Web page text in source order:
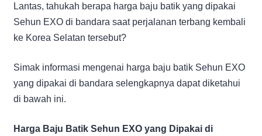
Lantas, tahukah berapa harga baju batik yang dipakai
Sehun EXO di bandara saat perjalanan terbang kembali
ke Korea Selatan tersebut?
Simak informasi mengenai harga baju batik Sehun EXO
yang dipakai di bandara selengkapnya dapat diketahui
di bawah ini.
Harga Baju Batik Sehun EXO yang Dipakai di